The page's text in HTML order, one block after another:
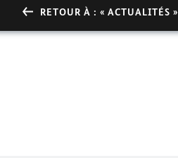
RETOUR À : « ACTUALITÉS »